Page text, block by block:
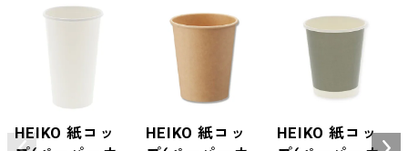
HEIKO 紙コッ
HEIKO 紙コッ
HEIKO 紙コッ